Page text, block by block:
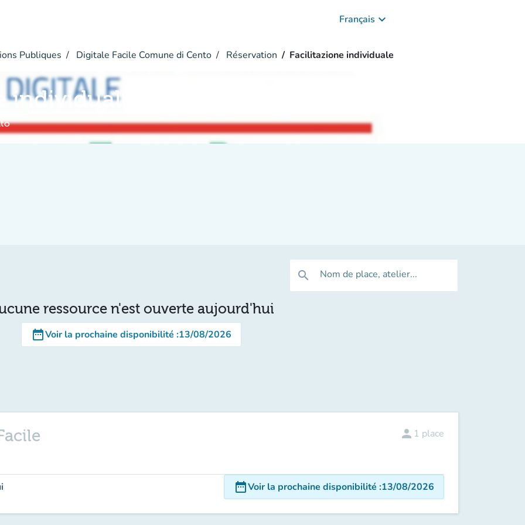
Français keyboard_arrow_down
Publiques Digitale Facile Comune di Cento Réservation Facilitazione individuale
individuale
search Nom de place, atelier...
ressource n'est ouverte aujourd'hui
date_rangeVoir la prochaine disponibilité :13/08/2026
person 1 place
date_rangeVoir la prochaine disponibilité :13/08/2026